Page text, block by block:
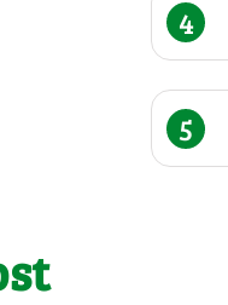
4
5